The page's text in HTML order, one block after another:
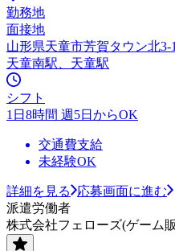
勤務地
面接地
山形県天童市芳賀タウン北3-
天童南駅、天童駅
シフト
1日8時間 週5日からOK
交通費支給
未経験OK
詳細を見る
応募画面に進む
派遣労働者
株式会社フェローズ(ゲーム